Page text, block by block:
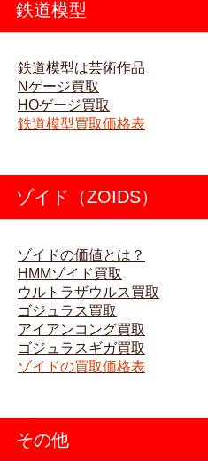
鉄道模型
鉄道模型は芸術作品
Nゲージ買取
HOゲージ買取
鉄道模型買取価格表
ゾイド（ZOIDS）
ゾイドの価値とは？
HMMゾイド買取
ウルトラザウルス買取
ゴジュラス買取
アイアンコング買取
ゴジュラスギガ買取
ゾイドの買取価格表
その他